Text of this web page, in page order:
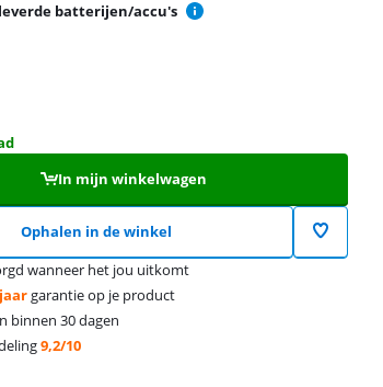
batterijen/accu's
In mijn winkelwagen
Ophalen in de winkel
wanneer het jou uitkomt
garantie op je product
binnen 30 dagen
9,2/10